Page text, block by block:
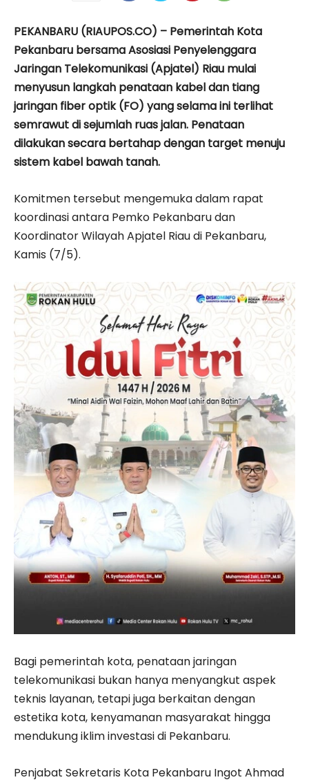
PEKANBARU (RIAUPOS.CO) – Pemerintah Kota
Pekanbaru bersama Asosiasi Penyelenggara
Jaringan Telekomunikasi (Apjatel) Riau mulai
menyusun langkah penataan kabel dan tiang
jaringan fiber optik (FO) yang selama ini terlihat
semrawut di sejumlah ruas jalan. Penataan
dilakukan secara bertahap dengan target menuju
sistem kabel bawah tanah.
Komitmen tersebut mengemuka dalam rapat
koordinasi antara Pemko Pekanbaru dan
Koordinator Wilayah Apjatel Riau di Pekanbaru,
Kamis (7/5).
Bagi pemerintah kota, penataan jaringan
telekomunikasi bukan hanya menyangkut aspek
teknis layanan, tetapi juga berkaitan dengan
estetika kota, kenyamanan masyarakat hingga
mendukung iklim investasi di Pekanbaru.
Penjabat Sekretaris Kota Pekanbaru Ingot Ahmad